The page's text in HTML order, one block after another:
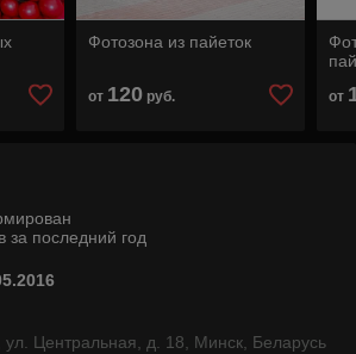
Фотозона из пайеток
от 120руб. от
за последний год
Центральная, д. 18, Минск, Беларусь